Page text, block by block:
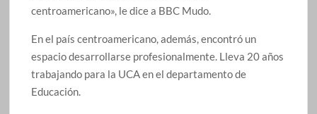
centroamericano», le dice a BBC Mudo.
En el país centroamericano, además, encontró un
espacio desarrollarse profesionalmente. Lleva 20 años
trabajando para la UCA en el departamento de
Educación.